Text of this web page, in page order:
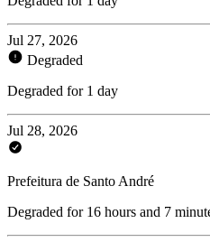
Jul 27, 2026
Degraded
Degraded for 1 day
Jul 28, 2026
Prefeitura de Santo André
Degraded for 16 hours and 7